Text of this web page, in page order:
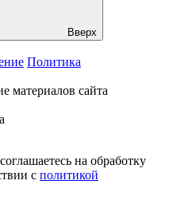
Вверх
Политика
материалов сайта
на обработку
с политикой